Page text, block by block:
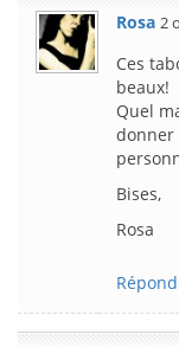
Rosa 2
Ces
beaux!
Quel
donner
Bises,
Rosa